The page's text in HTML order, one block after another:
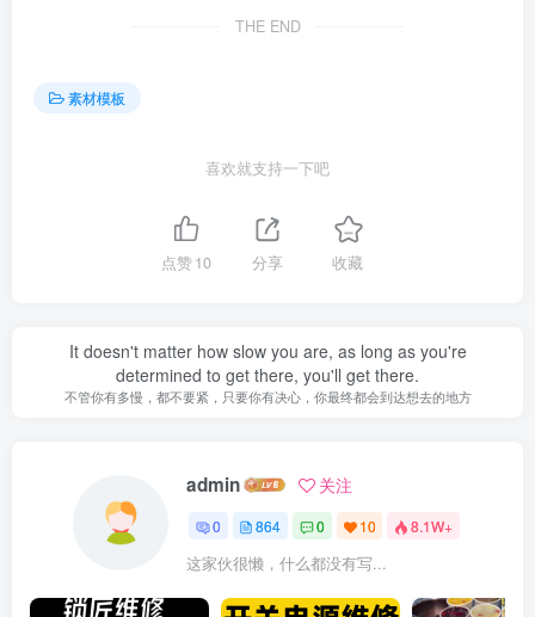
THE END
素材模板
喜欢就支持一下吧
点赞10 分享 收藏
It doesn't matter how slow you are, as long as you're
determined to get there, you'll get there.
不管你有多慢，都不要紧，只要你有决心，你最终都会到达想去的地方
admin 关注
0 864 0 10 8.1W+
这家伙很懒，什么都没有写...